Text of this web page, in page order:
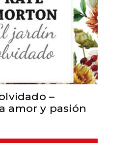
TO CART
–
amor y pasión